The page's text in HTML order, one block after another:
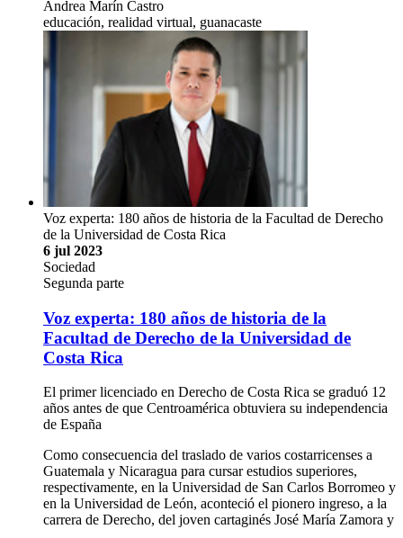
Andrea Marín Castro
educación, realidad virtual, guanacaste
Voz experta: 180 años de historia de la Facultad de Derecho
de la Universidad de Costa Rica
6 jul 2023
Sociedad
Segunda parte
Voz experta: 180 años de historia de la
Facultad de Derecho de la Universidad de
Costa Rica
El primer licenciado en Derecho de Costa Rica se graduó 12
años antes de que Centroamérica obtuviera su independencia
de España
Como consecuencia del traslado de varios costarricenses a
Guatemala y Nicaragua para cursar estudios superiores,
respectivamente, en la Universidad de San Carlos Borromeo y
en la Universidad de León, aconteció el pionero ingreso, a la
carrera de Derecho, del joven cartaginés José María Zamora y